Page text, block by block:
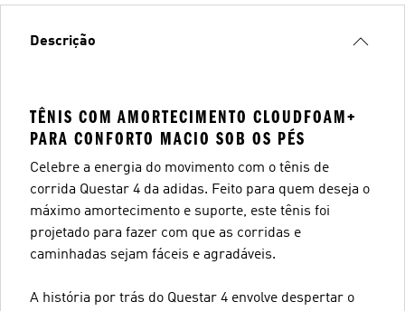
Descrição
TÊNIS COM AMORTECIMENTO CLOUDFOAM+
PARA CONFORTO MACIO SOB OS PÉS
Celebre a energia do movimento com o tênis de
corrida Questar 4 da adidas. Feito para quem deseja o
máximo amortecimento e suporte, este tênis foi
projetado para fazer com que as corridas e
caminhadas sejam fáceis e agradáveis.
A história por trás do Questar 4 envolve despertar o